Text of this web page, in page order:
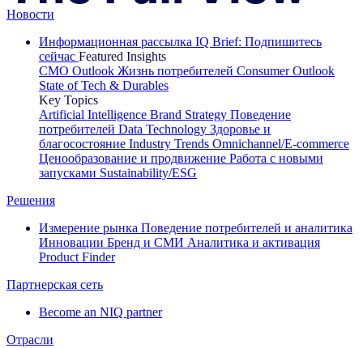
Новости
Информационная рассылка IQ Brief: Подпишитесь
сейчас Featured Insights
CMO Outlook Жизнь потребителей Consumer Outlook
State of Tech & Durables
Key Topics
Artificial Intelligence Brand Strategy Поведение
потребителей Data Technology Здоровье и
благосостояние Industry Trends Omnichannel/E-commerce
Ценообразование и продвижение Работа с новыми
запусками Sustainability/ESG
Решения
Измерение рынка Поведение потребителей и аналитика
Инновации Бренд и СМИ Аналитика и активация
Product Finder
Партнерская сеть
Become an NIQ partner
Отрасли